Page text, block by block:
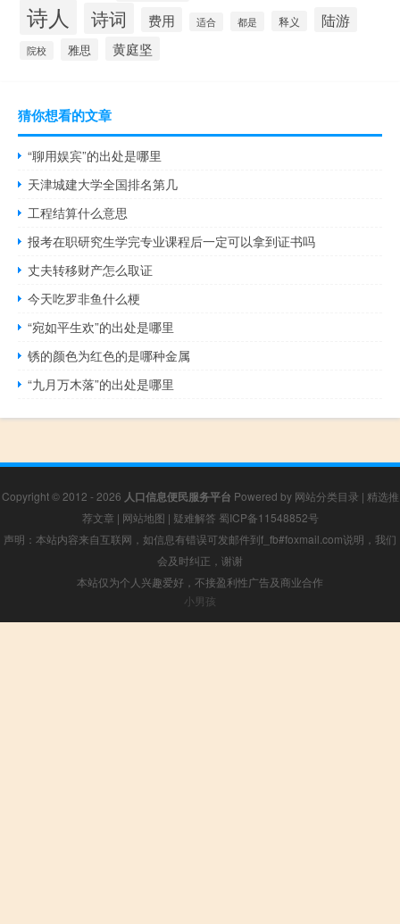
诗人 诗词 费用 适合 都是 释义 陆游
院校 雅思 黄庭坚
猜你想看的文章
“聊用娱宾”的出处是哪里
天津城建大学全国排名第几
工程结算什么意思
报考在职研究生学完专业课程后一定可以拿到证书吗
丈夫转移财产怎么取证
今天吃罗非鱼什么梗
“宛如平生欢”的出处是哪里
锈的颜色为红色的是哪种金属
“九月万木落”的出处是哪里
Copyright © 2012 - 2026 人口信息便民服务平台 Powered by 网站分类目录 | 精选推
荐文章 | 网站地图 | 疑难解答 蜀ICP备11548852号
声明：本站内容来自互联网，如信息有错误可发邮件到f_fb#foxmail.com说明，我们
会及时纠正，谢谢
本站仅为个人兴趣爱好，不接盈利性广告及商业合作
小男孩